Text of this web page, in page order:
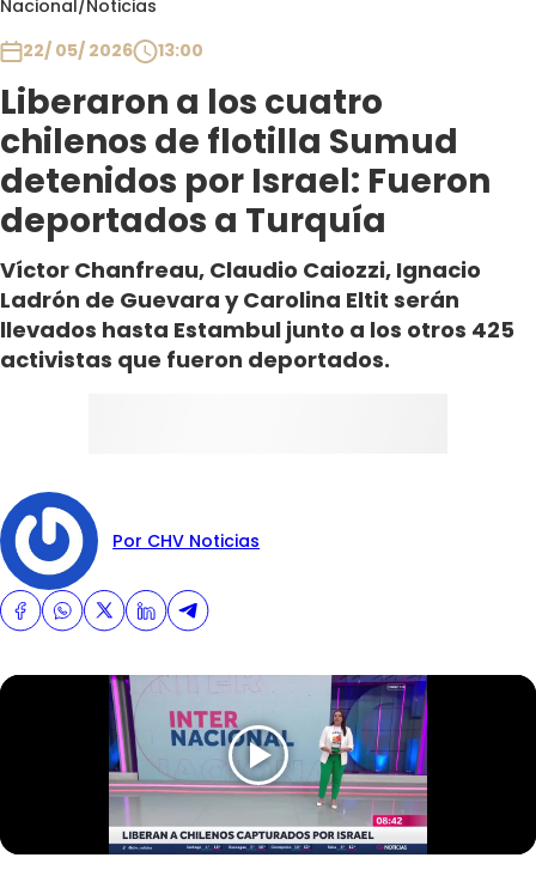
Nacional/Noticias
22/ 05/ 2026
13:00
Liberaron a los cuatro
chilenos de flotilla Sumud
detenidos por Israel: Fueron
deportados a Turquía
Víctor Chanfreau, Claudio Caiozzi, Ignacio
Ladrón de Guevara y Carolina Eltit serán
llevados hasta Estambul junto a los otros 425
activistas que fueron deportados.
Por CHV Noticias
Club De La Comedia
Contigo en Directo
El Tiempo
Sabingo
Todos Los Programas